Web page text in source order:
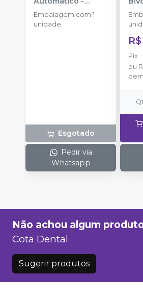
CRISTÓFOLI
Embalagem com 1
unidade.
Esgotado
Pedir via
Whatsapp
Pix
ou
Não achou algum
Cota Dental
Sugerir produtos